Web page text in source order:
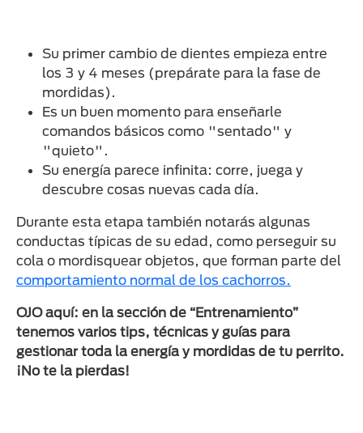
Su primer cambio de dientes empieza entre
los 3 y 4 meses (prepárate para la fase de
mordidas).
Es un buen momento para enseñarle
comandos básicos como "sentado" y
"quieto".
Su energía parece infinita: corre, juega y
descubre cosas nuevas cada día.
Durante esta etapa también notarás algunas
conductas típicas de su edad, como perseguir su
cola o mordisquear objetos, que forman parte del
comportamiento normal de los cachorros.
OJO aquí: en la sección de “Entrenamiento”
tenemos varios tips, técnicas y guías para
gestionar toda la energía y mordidas de tu perrito.
¡No te la pierdas!